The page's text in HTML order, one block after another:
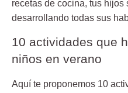
recetas de cocina, tus
desarrollando todas sus
10 actividades que
niños en verano
Aquí te proponemos 10